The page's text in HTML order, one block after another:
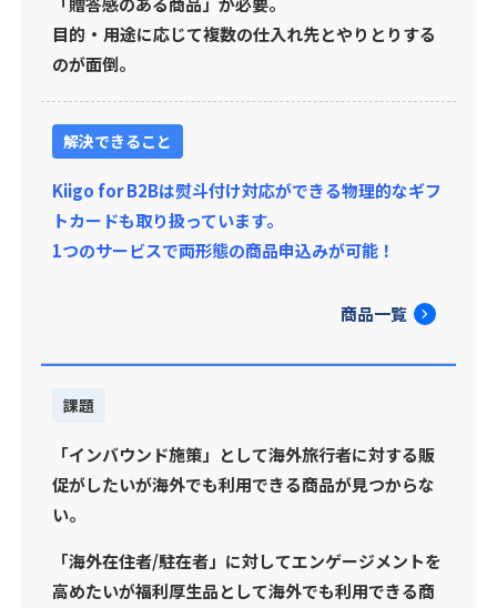
目的・用途に応じて複数の仕入れ先とやりとりする
のが面倒。
解決できること
Kiigo for B2Bは熨斗付け対応ができる物理的なギフ
トカードも取り扱っています。
1つのサービスで両形態の商品申込みが可能！
商品一覧
課題
「インバウンド施策」として海外旅行者に対する販
促がしたいが海外でも利用できる商品が見つからな
い。
「海外在住者/駐在者」に対してエンゲージメントを
高めたいが福利厚生品として海外でも利用できる商